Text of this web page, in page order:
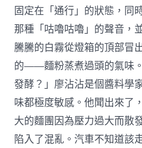
固定在「通行」的狀態，同
那種「咕嚕咕嚕」的聲音，
騰騰的白霧從燈箱的頂部冒
的——麵粉蒸煮過頭的氣味
發酵？」廖沾沾是個醬料學
味都極度敏感。他聞出來了
大的麵團因為壓力過大而散
陷入了混亂。汽車不知道該